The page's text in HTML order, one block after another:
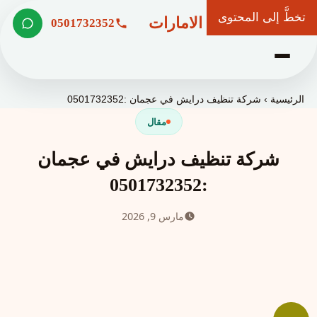
تخطَّ إلى المحتوى
شركة وعد الامارات 0501732352
الرئيسية ›شركة تنظيف درايش في عجمان :0501732352
مقال
شركة تنظيف درايش في عجمان
:0501732352
مارس 9, 2026